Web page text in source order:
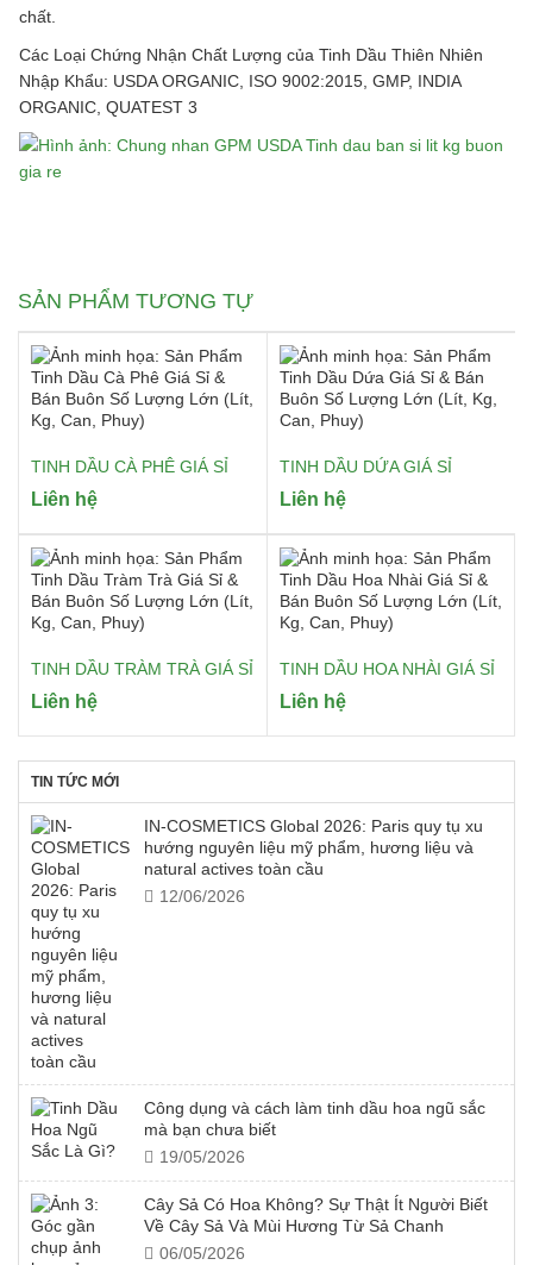
chất.
Các Loại Chứng Nhận Chất Lượng của Tinh Dầu Thiên Nhiên
Nhập Khẩu: USDA ORGANIC, ISO 9002:2015, GMP, INDIA
ORGANIC, QUATEST 3
SẢN PHẨM TƯƠNG TỰ
TINH DẦU CÀ PHÊ GIÁ SỈ
Liên hệ
TINH DẦU DỨA GIÁ SỈ
Liên hệ
TINH DẦU TRÀM TRÀ GIÁ SỈ
Liên hệ
TINH DẦU HOA NHÀI GIÁ SỈ
Liên hệ
TIN TỨC MỚI
IN-COSMETICS Global 2026: Paris quy tụ xu
hướng nguyên liệu mỹ phẩm, hương liệu và
natural actives toàn cầu
12/06/2026
Công dụng và cách làm tinh dầu hoa ngũ sắc
mà bạn chưa biết
19/05/2026
Cây Sả Có Hoa Không? Sự Thật Ít Người Biết
Về Cây Sả Và Mùi Hương Từ Sả Chanh
06/05/2026